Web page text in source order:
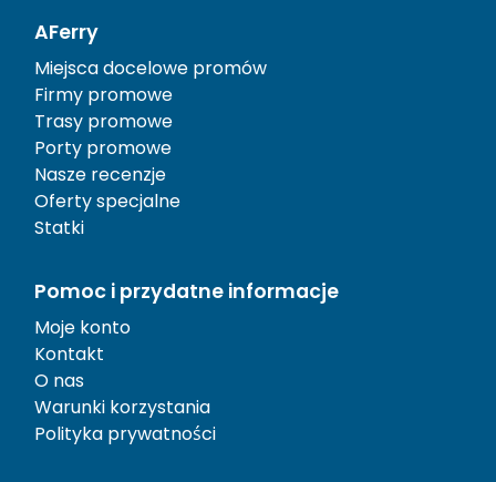
AFerry
Miejsca docelowe promów
Firmy promowe
Trasy promowe
Porty promowe
Nasze recenzje
Oferty specjalne
Statki
Pomoc i przydatne informacje
Moje konto
Kontakt
O nas
Warunki korzystania
Polityka prywatności